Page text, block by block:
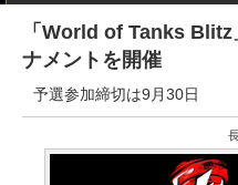
「World of Tanks
ナメントを開催
予選参加締切は9月30日